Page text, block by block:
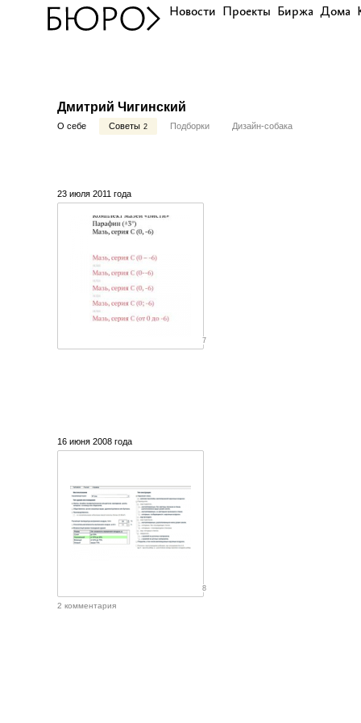
Новости Проекты Биржа Дома
Дмитрий Чигинский
О себе Советы 2 Подборки Дизайн-собака
23 июля 2011 года
7
16 июня 2008 года
8
2 комментария